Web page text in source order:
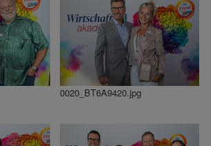
0020_BT6A9420.jpg